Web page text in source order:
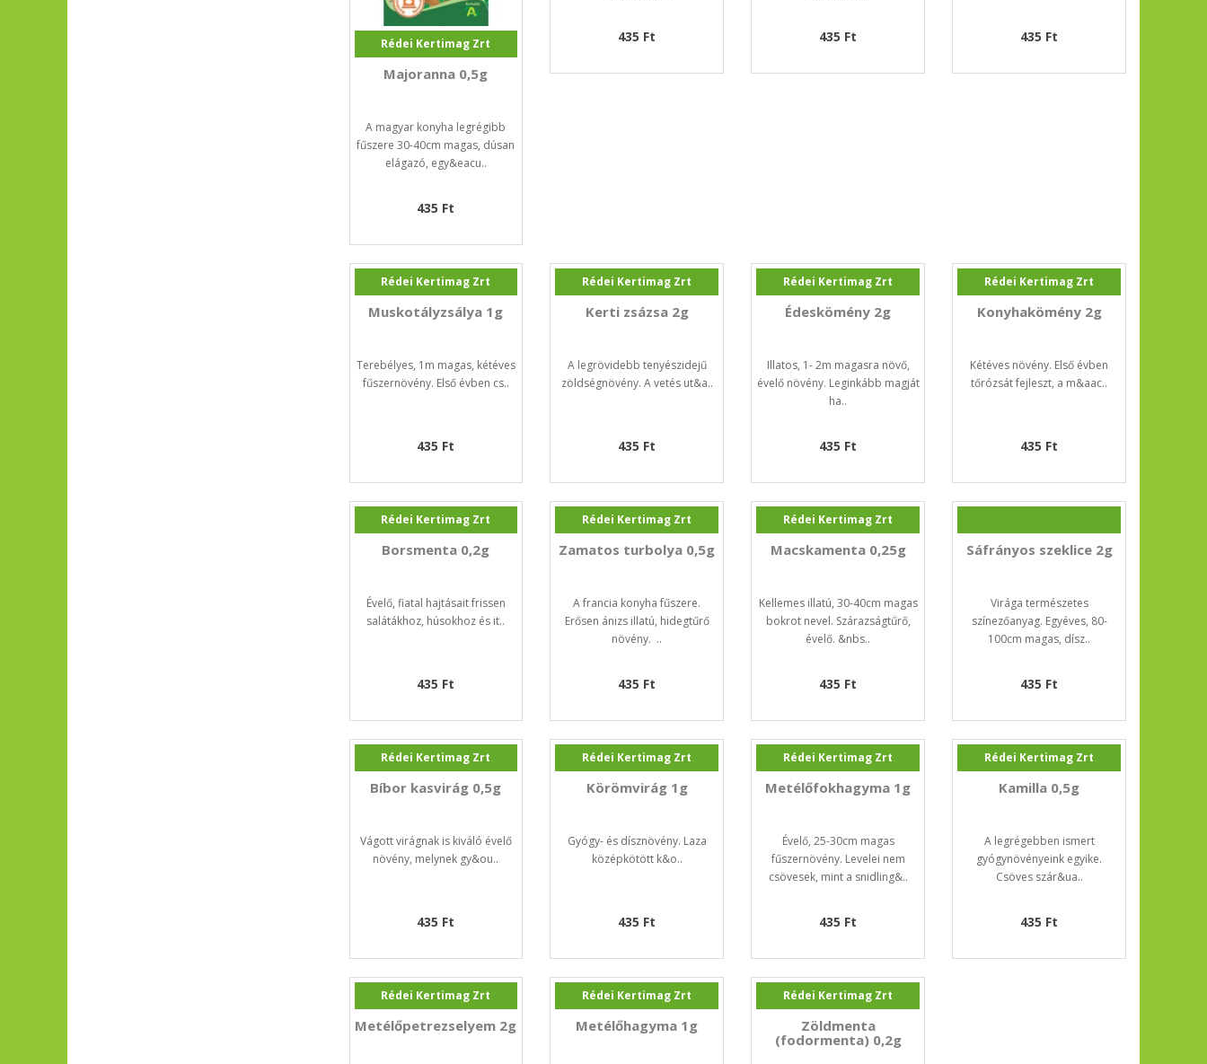
Rédei Kertimag Zrt
Majoranna 0,5g
A magyar konyha legrégibb
fűszere 30-40cm magas, dúsan
elágazó, egy&eacu..
435 Ft
435 Ft 435 Ft 435 Ft
Rédei Kertimag Zrt
Muskotályzsálya 1g
Terebélyes, 1m magas, kétéves
fűszernövény. Első évben cs..
435 Ft
Rédei Kertimag Zrt
Kerti zsázsa 2g
A legrövidebb tenyészidejű
zöldségnövény. A vetés ut&a..
435 Ft
Rédei Kertimag Zrt
Édeskömény 2g
Illatos, 1- 2m magasra növő,
évelő növény. Leginkább magját
ha..
435 Ft
Rédei Kertimag Zrt
Konyhakömény 2g
Kétéves növény. Első évben
tőrózsát fejleszt, a m&aac..
435 Ft
Rédei Kertimag Zrt
Borsmenta 0,2g
Évelő, fiatal hajtásait frissen
salátákhoz, húsokhoz és it..
435 Ft
Rédei Kertimag Zrt
Zamatos turbolya 0,5g
A francia konyha fűszere.
Erősen ánizs illatú, hidegtűrő
növény. ..
435 Ft
Rédei Kertimag Zrt
Macskamenta 0,25g
Kellemes illatú, 30-40cm magas
bokrot nevel. Szárazságtűrő,
évelő. &nbs..
435 Ft
Sáfrányos szeklice 2g
Virága természetes
színezőanyag. Egyéves, 80-
100cm magas, dísz..
435 Ft
Rédei Kertimag Zrt
Bíbor kasvirág 0,5g
Vágott virágnak is kiváló évelő
növény, melynek gy&ou..
435 Ft
Rédei Kertimag Zrt
Körömvirág 1g
Gyógy- és dísznövény. Laza
középkötött k&o..
435 Ft
Rédei Kertimag Zrt
Metélőfokhagyma 1g
Évelő, 25-30cm magas
fűszernövény. Levelei nem
csövesek, mint a snidling&..
435 Ft
Rédei Kertimag Zrt
Kamilla 0,5g
A legrégebben ismert
gyógynövényeink egyike.
Csöves szár&ua..
435 Ft
Rédei Kertimag Zrt
Metélőpetrezselyem 2g
Rédei Kertimag Zrt
Metélőhagyma 1g
Rédei Kertimag Zrt
Zöldmenta
(fodormenta) 0,2g